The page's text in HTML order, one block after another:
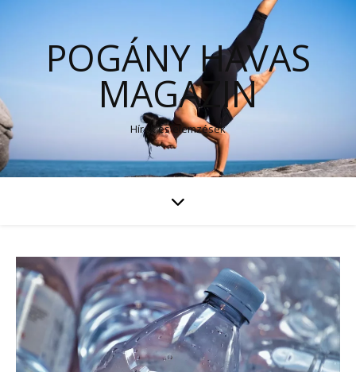
POGÁNY HAVAS
MAGAZIN
Hírek és elemzések